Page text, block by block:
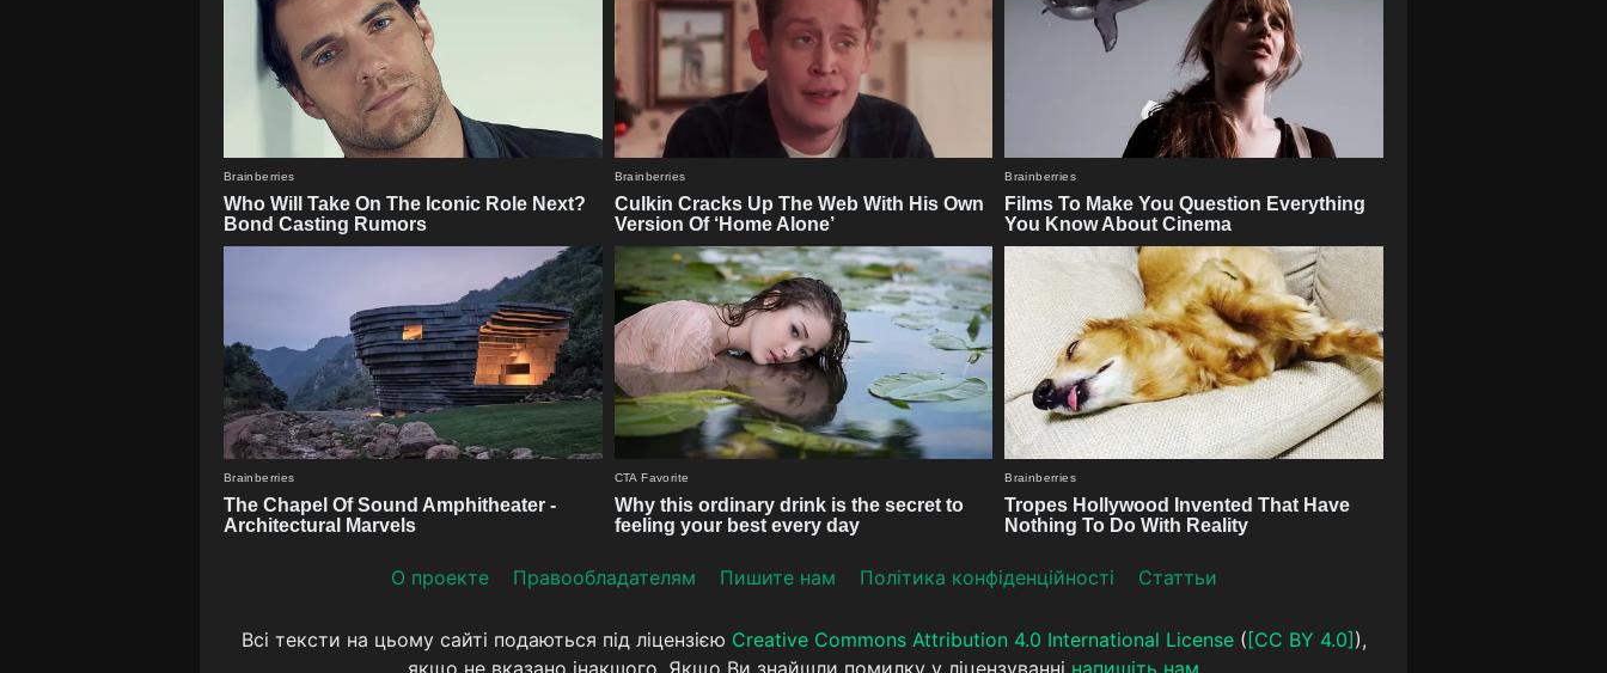
О проекте Прaвooблaдателям Пишите нам Політика конфіденційності Статтьи
Всі тексти на цьому сайті подаються під ліцензією Creative Commons Attribution 4.0 International License( [CC BY 4.0] ),
якщо не вказано інакшого. Якщо Ви знайшли помилку у ліцензуванні напишіть нам